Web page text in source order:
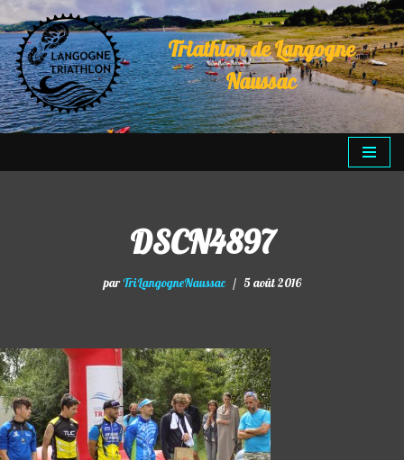
Aller
au
contenu
Triathlon de Langogne
Naussac
DSCN4897
par TriLangogneNaussac 5 août 2016